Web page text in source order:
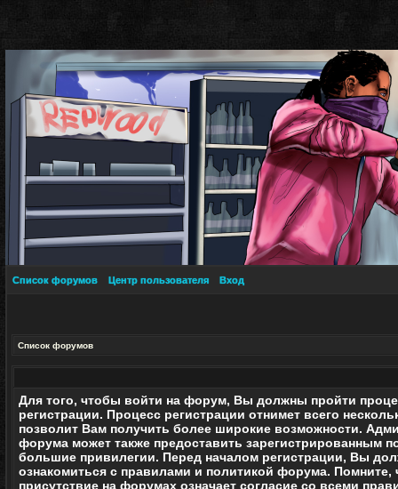
Список форумов Центр пользователя Вход
Список форумов
Для того, чтобы войти на форум, Вы должны пройти
регистрации. Процесс регистрации отнимет всего
позволит Вам получить более широкие возможности.
форума может также предоставить зарегистрированным
большие привилегии. Перед началом регистрации, Вы
ознакомиться с правилами и политикой форума. Помните,
присутствие на форумах означает согласие со всеми